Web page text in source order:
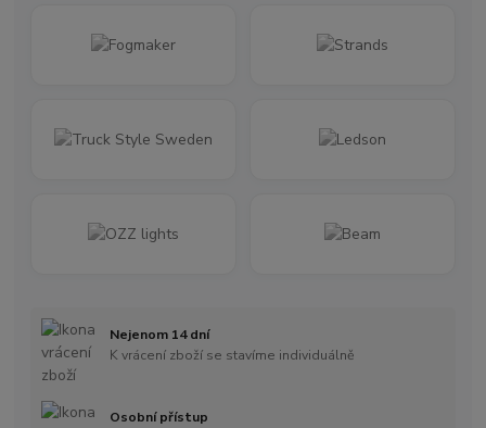
Nejenom 14 dní
K vrácení zboží se stavíme individuálně
Osobní přístup